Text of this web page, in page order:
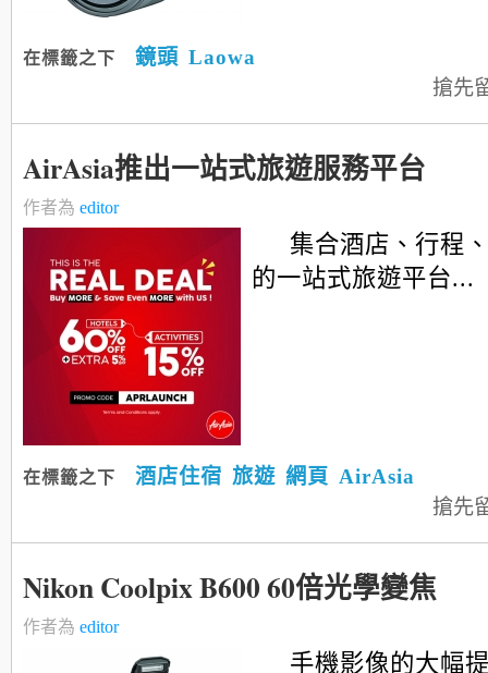
在標籤之下 鏡頭 Laowa
搶先
AirAsia推出一站式旅遊服務平台
作者為 editor
集合酒店、行程
的一站式旅遊平台...
在標籤之下 酒店住宿 旅遊 網頁
AirAsia
搶先
Nikon Coolpix B600 60倍光學變焦
作者為 editor
手機影像的大幅